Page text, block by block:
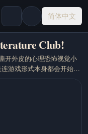
简体中文
Club!
开外皮的心理恐怖视觉小
游戏形式本身都会开始变